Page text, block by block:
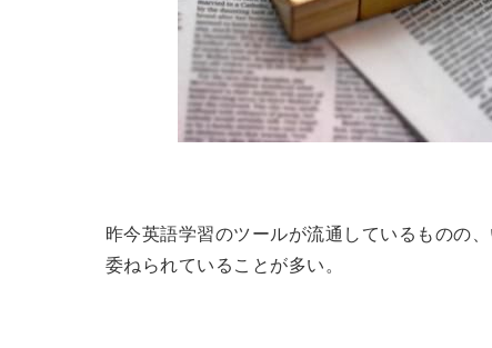
昨今英語学習のツールが流通しているものの
委ねられていることが多い。